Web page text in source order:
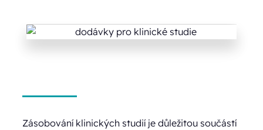
Zásobování klinických studií je důležitou součástí